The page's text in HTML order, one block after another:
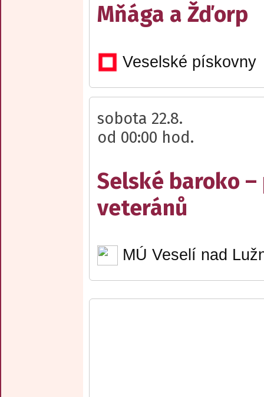
Mňága a Žďorp
Veselské pískovny
sobota 22.8.
od 00:00 hod.
Selské baroko
veteránů
MÚ Veselí nad